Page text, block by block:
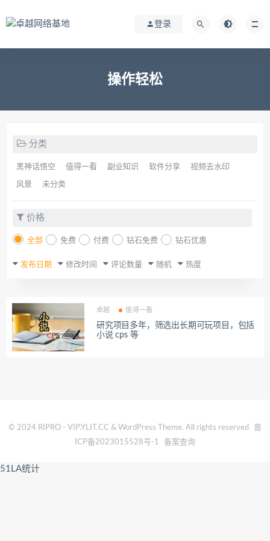
登录
操作轻松
分类
黑神话悟空 值得一看 副业知识 软件分享 视频去水印
风景 未分类
价格
全部 免费 付费 钻石免费 钻石优惠
发布日期 修改时间 评论数量 随机 热度
卓越 值得一看
研究项目多年，筛选出长期可玩项目，包括
小说 cps 等
© 2024 RIPRO - VIP.YLIT.CC & WordPress Theme. All rights reserved
晋
ICP备2023015528号-1
备案查询
51LA统计